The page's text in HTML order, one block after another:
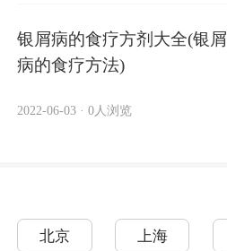
银屑病的食疗方剂大全(银屑
病的食疗方法)
2022-06-03 · 0人浏览
北京 上海